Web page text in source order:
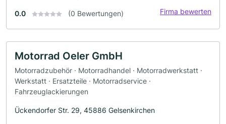
0.0 (0 Bewertungen) Firma bewerten
Motorrad Oeler GmbH
Motorradzubehör · Motorradhandel · Motorradwerkstatt ·
Werkstatt · Ersatzteile · Motorradservice ·
Fahrzeuglackierungen
Ückendorfer Str. 29, 45886 Gelsenkirchen